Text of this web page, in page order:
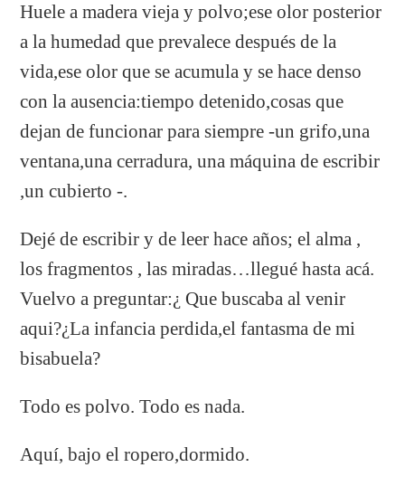
Huele a madera vieja y polvo;ese olor posterior
a la humedad que prevalece después de la
vida,ese olor que se acumula y se hace denso
con la ausencia:tiempo detenido,cosas que
dejan de funcionar para siempre -un grifo,una
ventana,una cerradura, una máquina de escribir
,un cubierto -.
Dejé de escribir y de leer hace años; el alma ,
los fragmentos , las miradas…llegué hasta acá.
Vuelvo a preguntar:¿ Que buscaba al venir
aqui?¿La infancia perdida,el fantasma de mi
bisabuela?
Todo es polvo. Todo es nada.
Aquí, bajo el ropero,dormido.